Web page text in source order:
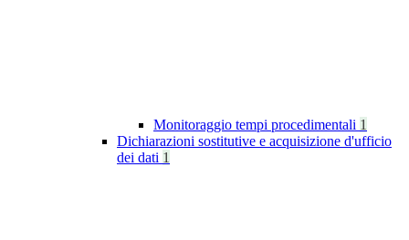
Monitoraggio tempi procedimentali 1
Dichiarazioni sostitutive e acquisizione d'ufficio
dei dati 1